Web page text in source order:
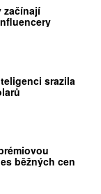
začínají
srazila
běžných cen